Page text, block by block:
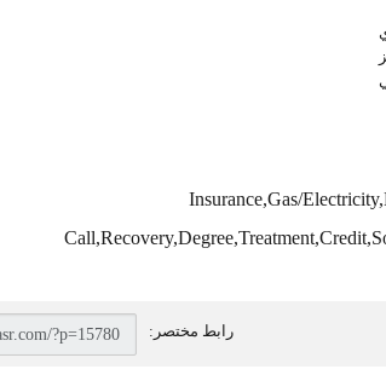
Insurance,Gas/